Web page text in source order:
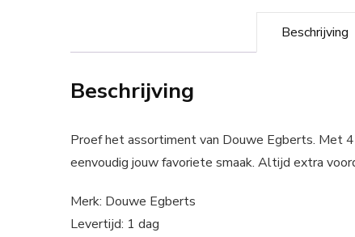
Beschrijving
Beschrijving
Proef het assortiment van Douwe Egberts. Met
eenvoudig jouw favoriete smaak. Altijd extra
Merk: Douwe Egberts
Levertijd: 1 dag